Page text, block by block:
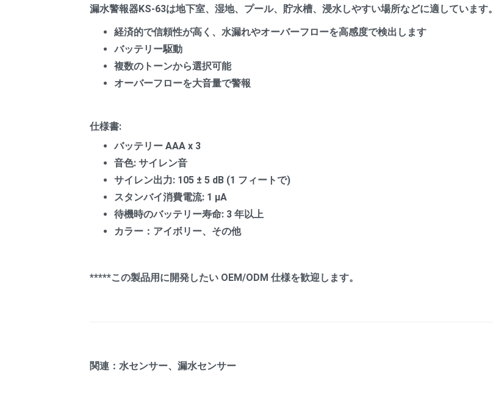
漏水警報器KS-63は地下室、湿地、プール、貯水槽、浸水しやすい場所などに適しています。
経済的で信頼性が高く、水漏れやオーバーフローを高感度で検出します
バッテリー駆動
複数のトーンから選択可能
オーバーフローを大音量で警報
仕様書:
バッテリー AAA x 3
音色: サイレン音
サイレン出力: 105 ± 5 dB (1 フィートで)
スタンバイ消費電流: 1 μA
待機時のバッテリー寿命: 3 年以上
カラー：アイボリー、その他
*****この製品用に開発したい OEM/ODM 仕様を歓迎します。
関連：水センサー、漏水センサー